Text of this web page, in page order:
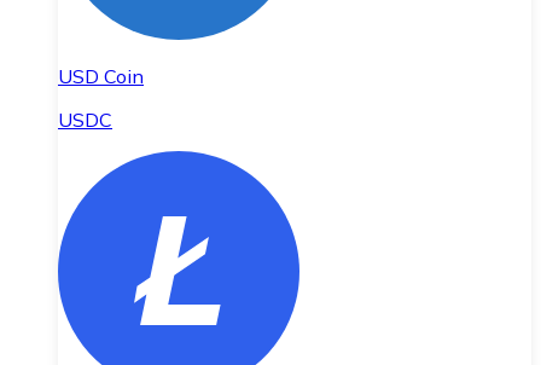
USD Coin
USDC